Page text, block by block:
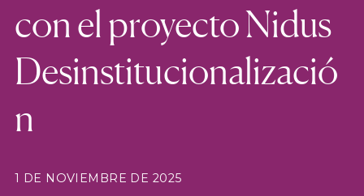
con el proyecto Nidus
Desinstitucionalizació
n
1 DE NOVIEMBRE DE 2025